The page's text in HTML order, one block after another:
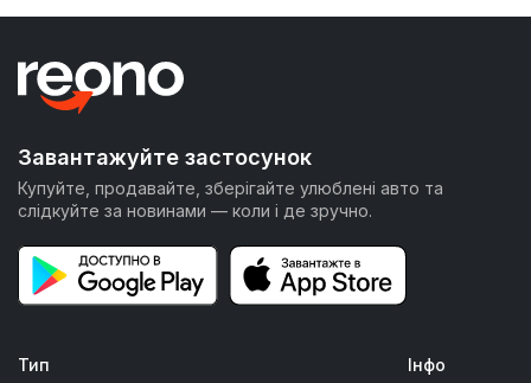
Завантажуйте застосунок
Купуйте, продавайте, зберігайте улюблені авто та
слідкуйте за новинами — коли і де зручно.
Тип Інфо